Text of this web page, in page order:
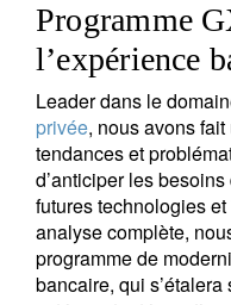
Programme
l’expérience
Leader dans le
privée, nous avons
tendances et
d’anticiper les
futures technologies
analyse complète,
programme de
bancaire, qui